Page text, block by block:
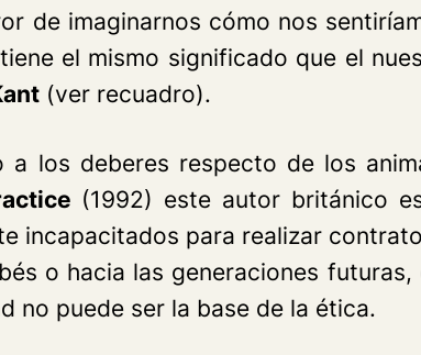
de imaginarnos cómo nos
el mismo significado que el
(ver recuadro).
los deberes respecto de los
(1992) este autor británico
incapacitados para realizar
o hacia las generaciones
no puede ser la base de la ética.